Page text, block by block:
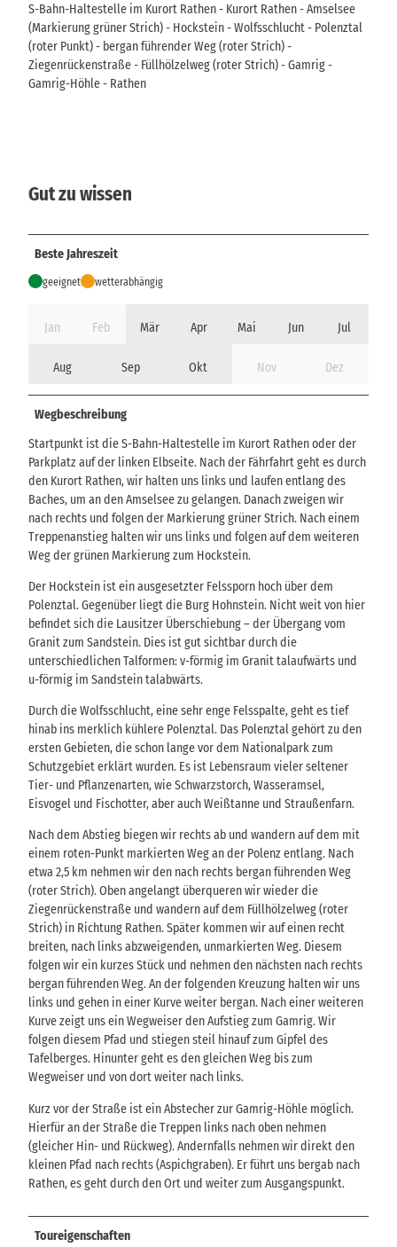
S-Bahn-Haltestelle im Kurort Rathen - Kurort Rathen - Amselsee
(Markierung grüner Strich) - Hockstein - Wolfsschlucht - Polenztal
(roter Punkt) - bergan führender Weg (roter Strich) -
Ziegenrückenstraße - Füllhölzelweg (roter Strich) - Gamrig -
Gamrig-Höhle - Rathen
Gut zu wissen
Beste Jahreszeit
geeignet wetterabhängig
Jan Feb Mär Apr Mai Jun Jul
Aug Sep Okt Nov Dez
Wegbeschreibung
Startpunkt ist die S-Bahn-Haltestelle im Kurort Rathen oder der
Parkplatz auf der linken Elbseite. Nach der Fährfahrt geht es durch
den Kurort Rathen, wir halten uns links und laufen entlang des
Baches, um an den Amselsee zu gelangen. Danach zweigen wir
nach rechts und folgen der Markierung grüner Strich. Nach einem
Treppenanstieg halten wir uns links und folgen auf dem weiteren
Weg der grünen Markierung zum Hockstein.
Der Hockstein ist ein ausgesetzter Felssporn hoch über dem
Polenztal. Gegenüber liegt die Burg Hohnstein. Nicht weit von hier
befindet sich die Lausitzer Überschiebung – der Übergang vom
Granit zum Sandstein. Dies ist gut sichtbar durch die
unterschiedlichen Talformen: v-förmig im Granit talaufwärts und
u-förmig im Sandstein talabwärts.
Durch die Wolfsschlucht, eine sehr enge Felsspalte, geht es tief
hinab ins merklich kühlere Polenztal. Das Polenztal gehört zu den
ersten Gebieten, die schon lange vor dem Nationalpark zum
Schutzgebiet erklärt wurden. Es ist Lebensraum vieler seltener
Tier- und Pflanzenarten, wie Schwarzstorch, Wasseramsel,
Eisvogel und Fischotter, aber auch Weißtanne und Straußenfarn.
Nach dem Abstieg biegen wir rechts ab und wandern auf dem mit
einem roten-Punkt markierten Weg an der Polenz entlang. Nach
etwa 2,5 km nehmen wir den nach rechts bergan führenden Weg
(roter Strich). Oben angelangt überqueren wir wieder die
Ziegenrückenstraße und wandern auf dem Füllhölzelweg (roter
Strich) in Richtung Rathen. Später kommen wir auf einen recht
breiten, nach links abzweigenden, unmarkierten Weg. Diesem
folgen wir ein kurzes Stück und nehmen den nächsten nach rechts
bergan führenden Weg. An der folgenden Kreuzung halten wir uns
links und gehen in einer Kurve weiter bergan. Nach einer weiteren
Kurve zeigt uns ein Wegweiser den Aufstieg zum Gamrig. Wir
folgen diesem Pfad und stiegen steil hinauf zum Gipfel des
Tafelberges. Hinunter geht es den gleichen Weg bis zum
Wegweiser und von dort weiter nach links.
Kurz vor der Straße ist ein Abstecher zur Gamrig-Höhle möglich.
Hierfür an der Straße die Treppen links nach oben nehmen
(gleicher Hin- und Rückweg). Andernfalls nehmen wir direkt den
kleinen Pfad nach rechts (Aspichgraben). Er führt uns bergab nach
Rathen, es geht durch den Ort und weiter zum Ausgangspunkt.
Toureigenschaften